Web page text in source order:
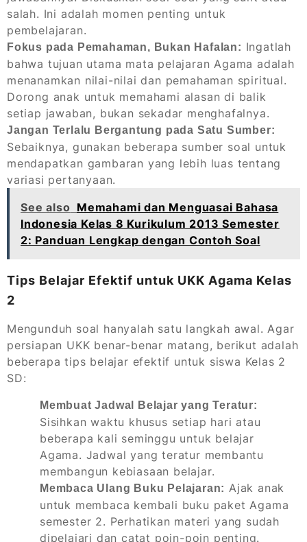
salah. Ini adalah momen penting untuk
pembelajaran.
Fokus pada Pemahaman, Bukan Hafalan: Ingatlah
bahwa tujuan utama mata pelajaran Agama adalah
menanamkan nilai-nilai dan pemahaman spiritual.
Dorong anak untuk memahami alasan di balik
setiap jawaban, bukan sekadar menghafalnya.
Jangan Terlalu Bergantung pada Satu Sumber:
Sebaiknya, gunakan beberapa sumber soal untuk
mendapatkan gambaran yang lebih luas tentang
variasi pertanyaan.
See also Memahami dan Menguasai Bahasa
Indonesia Kelas 8 Kurikulum 2013 Semester
2: Panduan Lengkap dengan Contoh Soal
Tips Belajar Efektif untuk UKK Agama Kelas
2
Mengunduh soal hanyalah satu langkah awal. Agar
persiapan UKK benar-benar matang, berikut adalah
beberapa tips belajar efektif untuk siswa Kelas 2
SD:
Membuat Jadwal Belajar yang Teratur:
Sisihkan waktu khusus setiap hari atau
beberapa kali seminggu untuk belajar
Agama. Jadwal yang teratur membantu
membangun kebiasaan belajar.
Membaca Ulang Buku Pelajaran: Ajak anak
untuk membaca kembali buku paket Agama
semester 2. Perhatikan materi yang sudah
dipelajari dan catat poin-poin penting.